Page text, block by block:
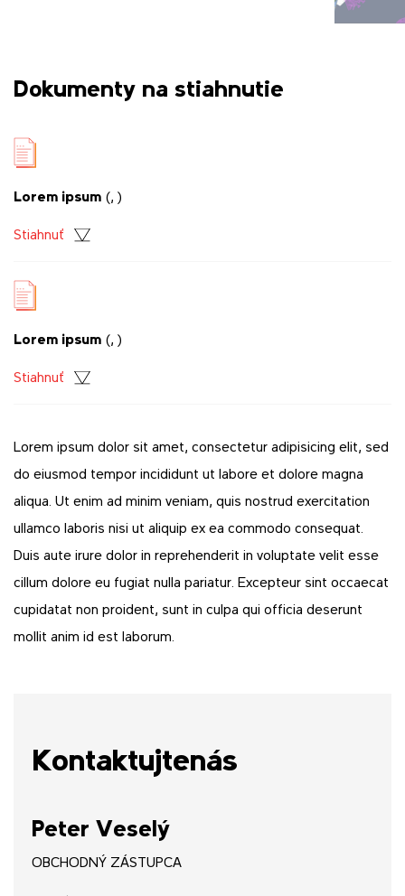
Dokumenty na stiahnutie
Lorem ipsum (, )
Stiahnuť
Lorem ipsum (, )
Stiahnuť
Lorem ipsum dolor sit amet, consectetur adipisicing elit, sed
do eiusmod tempor incididunt ut labore et dolore magna
aliqua. Ut enim ad minim veniam, quis nostrud exercitation
ullamco laboris nisi ut aliquip ex ea commodo consequat.
Duis aute irure dolor in reprehenderit in voluptate velit esse
cillum dolore eu fugiat nulla pariatur. Excepteur sint occaecat
cupidatat non proident, sunt in culpa qui officia deserunt
mollit anim id est laborum.
Kontaktujtenás
Peter Veselý
OBCHODNÝ ZÁSTUPCA